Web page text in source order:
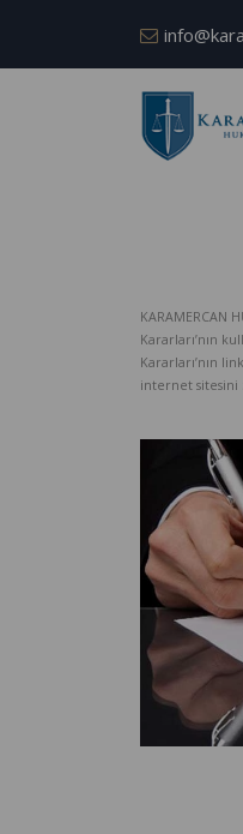
KARAMERCAN
Kararları’nın
Kararları’nın
internet sitesini